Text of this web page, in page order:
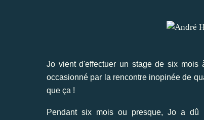
Jo vient d'effectuer un stage de six
occasionné par la rencontre inopinée de
que ça !
Pendant six mois ou presque, Jo a dû